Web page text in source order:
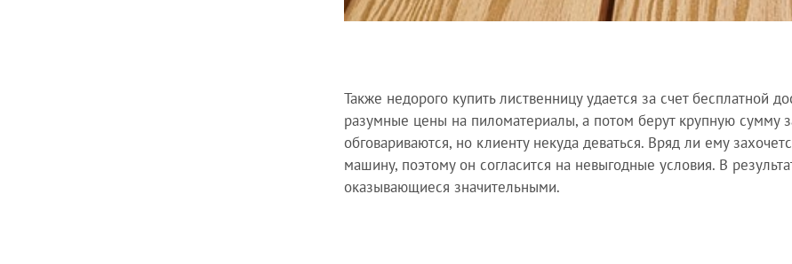
Также недорого купить лиственницу удается за счет бесплатной
разумные цены на пиломатериалы, а потом берут крупную сумму
обговариваются, но клиенту некуда деваться. Вряд ли ему
машину, поэтому он согласится на невыгодные условия. В
оказывающиеся значительными.